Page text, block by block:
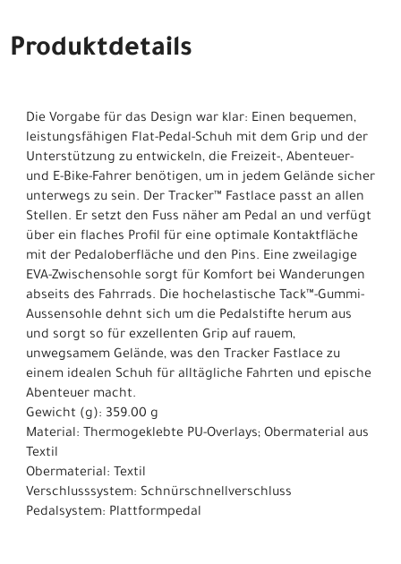
Produktdetails
Die Vorgabe für das Design war klar: Einen bequemen,
leistungsfähigen Flat-Pedal-Schuh mit dem Grip und der
Unterstützung zu entwickeln, die Freizeit-, Abenteuer-
und E-Bike-Fahrer benötigen, um in jedem Gelände sicher
unterwegs zu sein. Der Tracker™ Fastlace passt an allen
Stellen. Er setzt den Fuss näher am Pedal an und verfügt
über ein flaches Profil für eine optimale Kontaktfläche
mit der Pedaloberfläche und den Pins. Eine zweilagige
EVA-Zwischensohle sorgt für Komfort bei Wanderungen
abseits des Fahrrads. Die hochelastische Tack™-Gummi-
Aussensohle dehnt sich um die Pedalstifte herum aus
und sorgt so für exzellenten Grip auf rauem,
unwegsamem Gelände, was den Tracker Fastlace zu
einem idealen Schuh für alltägliche Fahrten und epische
Abenteuer macht.
Gewicht (g): 359.00 g
Material: Thermogeklebte PU-Overlays; Obermaterial aus
Textil
Obermaterial: Textil
Verschlusssystem: Schnürschnellverschluss
Pedalsystem: Plattformpedal